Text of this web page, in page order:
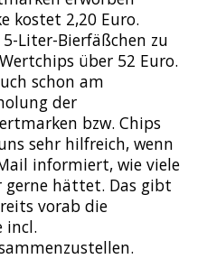
kostet 2,20 Euro.
Liter-Bierfäßchen zu
über 52 Euro.
schon am
der
bzw. Chips
sehr hilfreich, wenn
informiert, wie viele
gerne hättet. Das gibt
vorab die
incl.